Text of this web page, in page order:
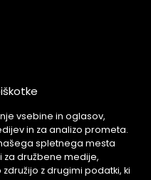
vsebine in oglasov,
in za analizo prometa.
spletnega mesta
za družbene medije,
z drugimi podatki, ki